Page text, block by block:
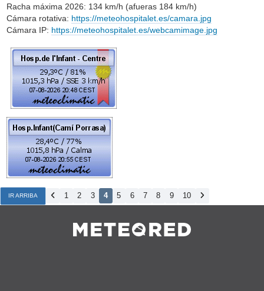
Racha máxima 2026: 134 km/h (afueras 184 km/h)
Cámara rotativa: https://meteohospitalet.es/camara.jpg
Cámara IP: https://meteohospitalet.es/webcamimage.jpg
IR ARRIBA 1 2 3 4 5 6 7 8 9 10